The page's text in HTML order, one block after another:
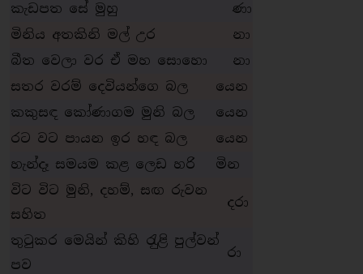
කැඩපත සේ මුහු
ණා
මිනිය අතකිනි මල් උර
නා
බීත වෙලා වර ඒ මහ සොහො
නා
සතර වරම් දෙවියන්ගෙ බල
යෙන
කකුසඳ කෝණාගම මුනි බල
යෙන
රට වට පායන ඉර හඳ බල
යෙන
හැන්දෑ සමයම කළ ලෙඩ හරි
මින
විට විට මුනි, දහම්, සඟ රුවන
සහිත
දරා
තුටුකර මෙයින් කිහි රැුළි පුල්වන්
පව
රා